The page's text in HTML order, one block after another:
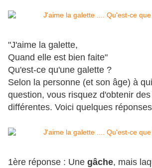
"J'aime la galette,
Quand elle est bien faite"
Qu'est-ce qu'une galette ?
Selon la personne (et son âge) à
question, vous risquez d'obtenir
différentes. Voici quelques
1ère réponse : Une gâche, mais